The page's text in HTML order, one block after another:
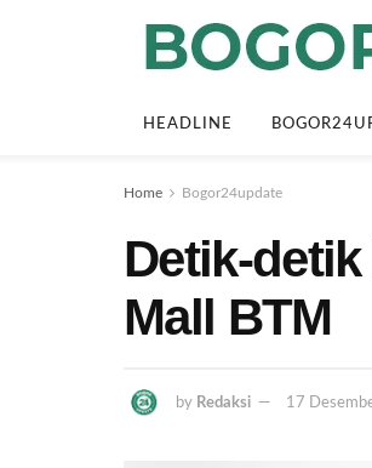
HEADLINE
Home Bogor24update
Detik-
Mall BTM
by Redaksi 17